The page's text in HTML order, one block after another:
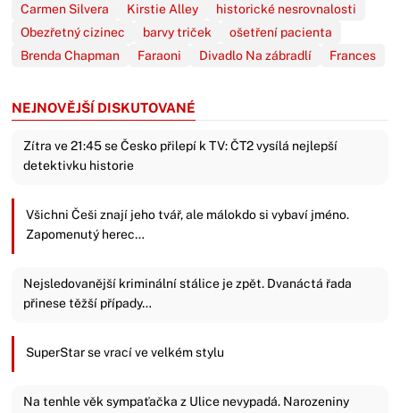
Carmen Silvera Kirstie Alley
historické nesrovnalosti
Obezřetný cizinec
barvy triček
ošetření pacienta
Brenda Chapman
Faraoni Divadlo Na zábradlí Frances
NEJNOVĚJŠÍ DISKUTOVANÉ
Zítra ve 21:45 se Česko přilepí k TV: ČT2 vysílá nejlepší
detektivku historie
Všichni Češi znají jeho tvář, ale málokdo si vybaví jméno.
Zapomenutý herec…
Nejsledovanější kriminální stálice je zpět. Dvanáctá řada
přinese těžší případy…
SuperStar se vrací ve velkém stylu
Na tenhle věk sympaťačka z Ulice nevypadá. Narozeniny